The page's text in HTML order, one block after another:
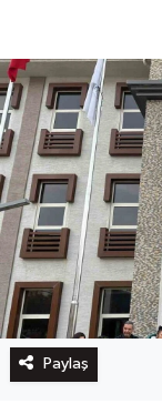
Paylaş